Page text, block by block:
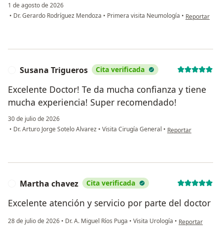
1 de agosto de 2026
• Dr. Gerardo Rodríguez Mendoza • Primera visita Neumología • en opinión
Reportar
Susana Trigueros Cita verificada
Excelente Doctor! Te da mucha confianza y tiene
mucha experiencia! Super recomendado!
30 de julio de 2026
• Dr. Arturo Jorge Sotelo Alvarez • Visita Cirugía General • en opinión del
Reportar
Martha chavez Cita verificada
Excelente atención y servicio por parte del doctor
28 de julio de 2026 • Dr. A. Miguel Ríos Puga • Visita Urología • en opinión del
Reportar